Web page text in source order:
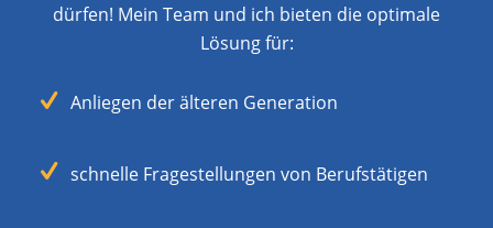
dürfen! Mein Team und ich bieten die optimale
Lösung für:
Anliegen der älteren Generation
schnelle Fragestellungen von Berufstätigen